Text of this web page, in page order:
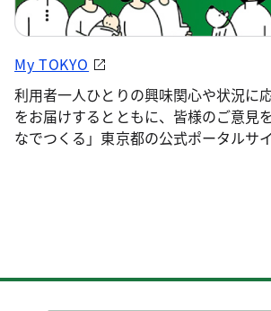
My TOKYO
利用者一人ひとりの興味関心や状況に
をお届けするとともに、皆様のご意見
なでつくる」東京都の公式ポータルサイ